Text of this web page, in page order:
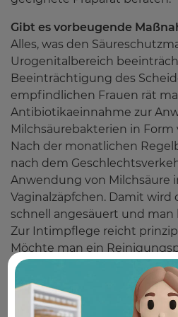
Gibt es vorbeugende
Alles, was den
Urogenitalbereich
Beeinträchtigung des
empfindlichen Frauen rät
Antibiotikaeinnahme zur
Milchsäurebakterien in Form
Nach der monatlichen
nach dem
Anwendung von Milchsäure
Vaginalzäpfchen. Damit wird
schnell angesäuert und
Zur Intimpflege reicht
Möchte man ein
sollte man nur milde
verwenden, die den
beeinträchtigen. Reichen